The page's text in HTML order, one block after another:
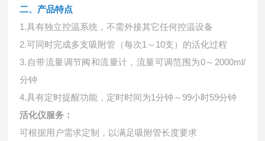
二、产品特点
1.具有独立控温系统，不需外接其它任何控温设备
2.可同时完成多支吸附管（每次1～10支）的活化过程
3.自带流量调节阀和流量计，流量可调范围为0～2000ml/
分钟
4.具有定时提醒功能，定时时间为1分钟～99小时59分钟
活化仪服务：
可根据用户需求定制，以满足吸附管长度要求